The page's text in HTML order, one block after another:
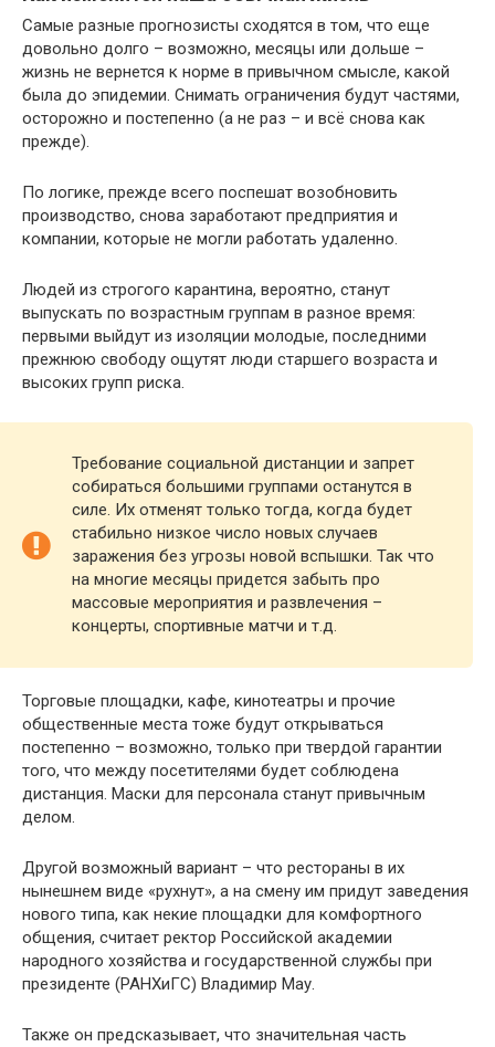
Самые разные прогнозисты сходятся в том, что еще
довольно долго – возможно, месяцы или дольше –
жизнь не вернется к норме в привычном смысле, какой
была до эпидемии. Снимать ограничения будут частями,
осторожно и постепенно (а не раз – и всё снова как
прежде).
По логике, прежде всего поспешат возобновить
производство, снова заработают предприятия и
компании, которые не могли работать удаленно.
Людей из строгого карантина, вероятно, станут
выпускать по возрастным группам в разное время:
первыми выйдут из изоляции молодые, последними
прежнюю свободу ощутят люди старшего возраста и
высоких групп риска.
Требование социальной дистанции и запрет
собираться большими группами останутся в
силе. Их отменят только тогда, когда будет
стабильно низкое число новых случаев
заражения без yгрoзы новой вспышки. Так что
на многие месяцы придется забыть про
массовые мероприятия и развлечения –
концерты, спортивные матчи и т.д.
Торговые площадки, кафе, кинотеатры и прочие
общественные места тоже будут открываться
постепенно – возможно, только при твердой гарантии
того, что между посетителями будет соблюдена
дистанция. Маски для персонала станут привычным
делом.
Другой возможный вариант – что рестораны в их
нынешнем виде «рухнут», а на смену им придут заведения
нового типа, как некие площадки для комфортного
общения, считает ректор Российской академии
народного хозяйства и государственной службы при
президенте (РАНХиГС) Владимир Мау.
Также он предсказывает, что значительная часть